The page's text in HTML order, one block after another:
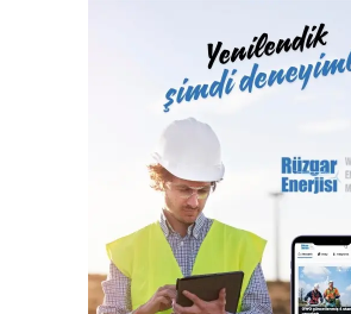
Vakfı, fiziki alanlarının yeterliliği ve
ile büyüme yolunda hızla ilerliyor. Türk
milli kuruluşudur. Yetkisi olan alanlar
Türkiye’nin ekonomisine katkı sağlayan
tamamını içermektedir ve IACS
gelişmenin ve ülkemize katkı
100. yılında Türkiye Cumhuriyeti’nindir.”